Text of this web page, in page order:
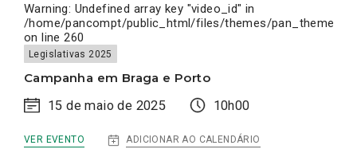
Warning: Undefined array key "video_id" in
/home/pancompt/public_html/files/themes/pan_theme/
on line260
Legislativas 2025
Campanha em Braga e Porto
15 de maio de 2025
10h00
VER EVENTO ADICIONAR AO CALENDÁRIO
:
CAMPANHA